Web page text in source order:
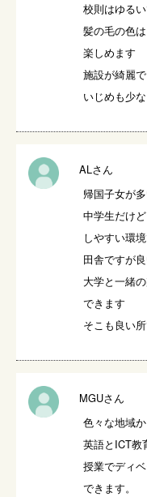
校則はゆる
髪の毛の色
楽しめます
施設が綺麗
いじめも少
ALさん
帰国子女が
中学生だけ
しやすい環
田舎ですが
大学と一緒
できます
そこも良い
MGUさん
色々な地域
英語とICT教
授業でディ
できます。